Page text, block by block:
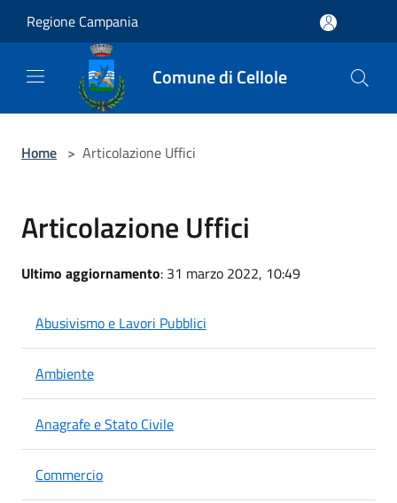
Regione Campania
Comune di Cellole
Home > Articolazione Uffici
Articolazione Uffici
Ultimo aggiornamento: 31 marzo 2022, 10:49
Abusivismo e Lavori Pubblici
Ambiente
Anagrafe e Stato Civile
Commercio